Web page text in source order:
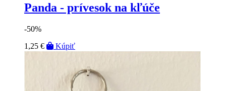
Panda - prívesok na kľúče
-50%
1,25 €
Kúpiť